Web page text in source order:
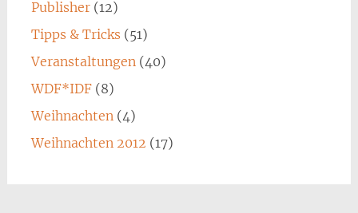
Publisher(12)
Tipps & Tricks (51)
Veranstaltungen(40)
WDF*IDF(8)
Weihnachten(4)
Weihnachten 2012 (17)